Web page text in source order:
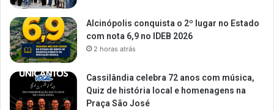
Alcinópolis conquista o 2º lugar no Estado
com nota 6,9 no IDEB 2026
2 horas atrás
Cassilândia celebra 72 anos com música,
Quiz de história local e homenagens na
Praça São José